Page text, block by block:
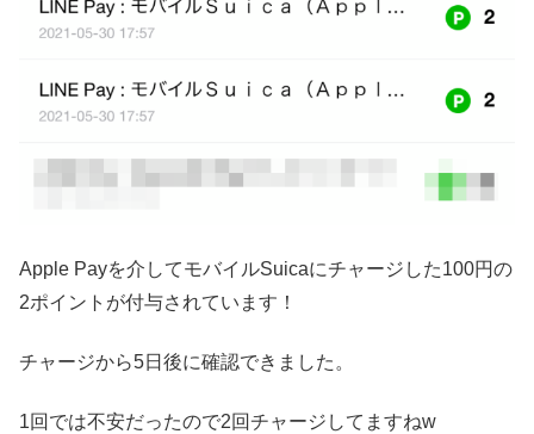
Apple Payを介してモバイルSuicaにチャージした100円の
2ポイントが付与されています！
チャージから5日後に確認できました。
1回では不安だったので2回チャージしてますねw